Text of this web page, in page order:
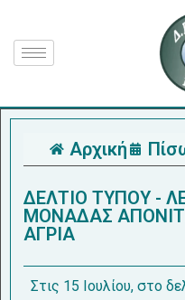
Αρχική
ΔΕΛΤΙΟ ΤΥΠΟΥ -
ΜΟΝΑΔΑΣ
ΑΓΡΙΑ
Στις 15 Ιουλίου, στο